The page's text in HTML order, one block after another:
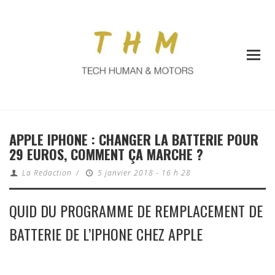
APPLE IPHONE : CHANGER LA BATTERIE POUR
29 EUROS, COMMENT ÇA MARCHE ?
La Redaction / 5 janvier 2018 - 16 h 28
QUID DU PROGRAMME DE REMPLACEMENT DE
BATTERIE DE L’IPHONE CHEZ APPLE